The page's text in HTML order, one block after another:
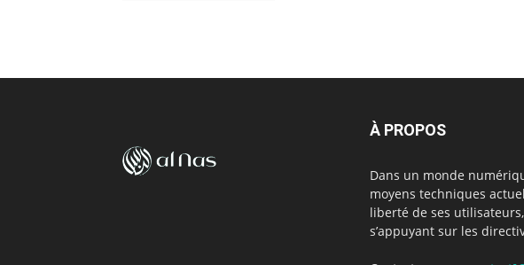
À PROPOS
Dans un monde
moyens techniques
liberté de ses
s’appuyant sur les